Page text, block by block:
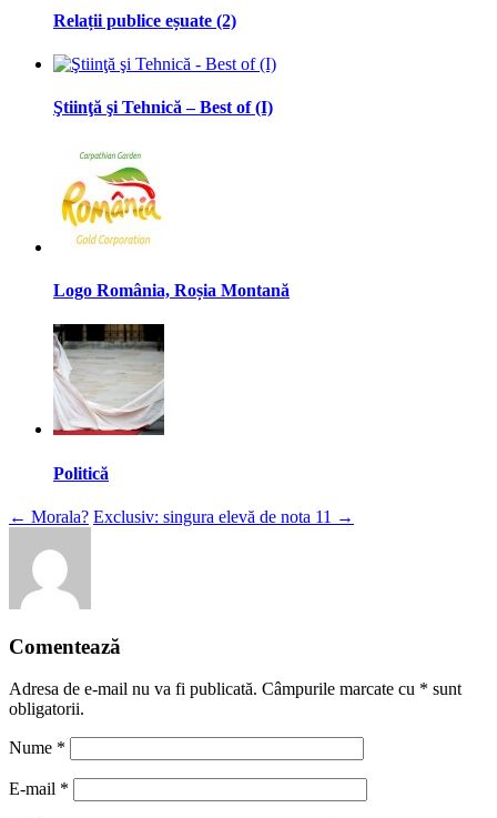
Relații publice eșuate (2)
Ştiinţă şi Tehnică – Best of (I)
Logo România, Roșia Montană
Politică
Navigare
însemnare
← Morala? Exclusiv: singura elevă de nota 11 →
Comentează
Adresa de e-mail nu va fi publicată. Câmpurile marcate cu * sunt
obligatorii.
Nume *
E-mail *